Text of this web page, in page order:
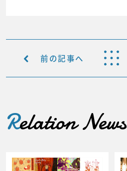
前の記事へ
Relation News